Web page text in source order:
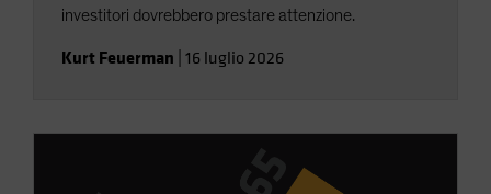
investitori dovrebbero prestare attenzione.
Kurt Feuerman 16 luglio 2026